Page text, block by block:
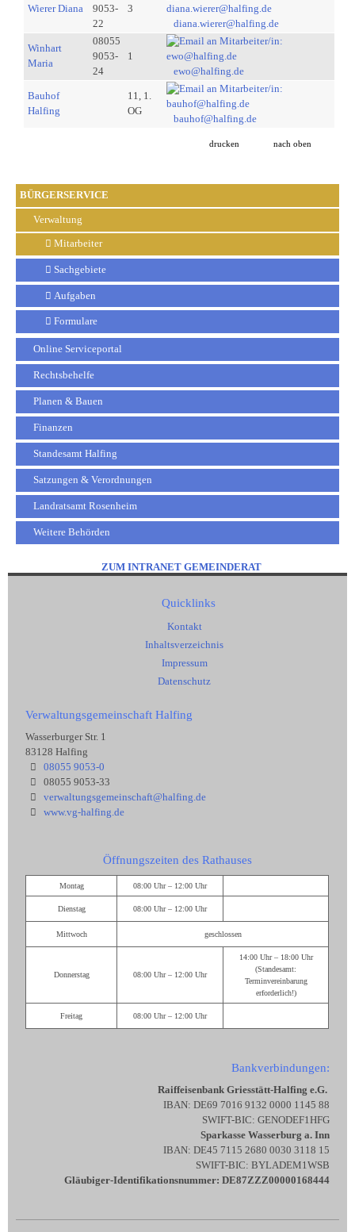
BÜRGERSERVICE
Verwaltung
Mitarbeiter
Sachgebiete
Aufgaben
Formulare
Online Serviceportal
Rechtsbehelfe
Planen & Bauen
Finanzen
Standesamt Halfing
Satzungen & Verordnungen
Landratsamt Rosenheim
Weitere Behörden
Wierer Diana
9053-
22
3
diana.wierer@halfing.de
Winhart
Maria
08055
9053-
24
1
ewo@halfing.de
Bauhof
Halfing
11, 1.
OG
bauhof@halfing.de
drucken nach oben
ZUM INTRANET GEMEINDERAT
Quicklinks
Kontakt
Inhaltsverzeichnis
Impressum
Datenschutz
Verwaltungsgemeinschaft Halfing
Wasserburger Str. 1
83128 Halfing
08055 9053-0
08055 9053-33
verwaltungsgemeinschaft@halfing.de
www.vg-halfing.de
Öffnungszeiten des Rathauses
Montag 08:00 Uhr – 12:00 Uhr
Dienstag 08:00 Uhr – 12:00 Uhr
Mittwoch geschlossen
Donnerstag 08:00 Uhr – 12:00 Uhr
14:00 Uhr – 18:00 Uhr
(Standesamt:
Terminvereinbarung
erforderlich!)
Freitag 08:00 Uhr – 12:00 Uhr
Bankverbindungen:
Raiffeisenbank Griesstätt-Halfing e.G.
IBAN: DE69 7016 9132 0000 1145 88
SWIFT-BIC: GENODEF1HFG
Sparkasse Wasserburg a. Inn
IBAN: DE45 7115 2680 0030 3118 15
SWIFT-BIC: BYLADEM1WSB
Gläubiger-Identifikationsnummer: DE87ZZZ00000168444